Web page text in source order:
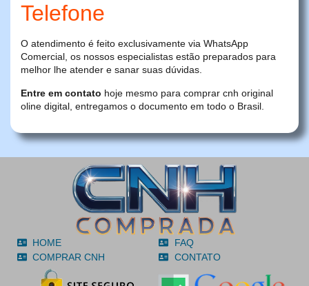
Telefone
O atendimento é feito exclusivamente via WhatsApp
Comercial, os nossos especialistas estão preparados para
melhor lhe atender e sanar suas dúvidas.
Entre em contato hoje mesmo para comprar cnh original
oline digital, entregamos o documento em todo o Brasil.
HOME
COMPRAR CNH
FAQ
CONTATO